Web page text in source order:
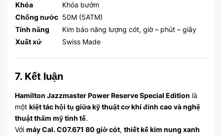
Khóa
Khóa bướm
Chống nước 50M (5ATM)
Tính năng
Kim báo năng lượng cót, giờ – phút – giây
Xuất xứ
Swiss Made
7. Kết luận
Hamilton Jazzmaster Power Reserve Special Edition là
một kiệt tác hội tụ giữa kỹ thuật cơ khí đỉnh cao và nghệ
thuật thẩm mỹ tinh tế.
Với máy Cal. C07.671 80 giờ cót, thiết kế kim nung xanh